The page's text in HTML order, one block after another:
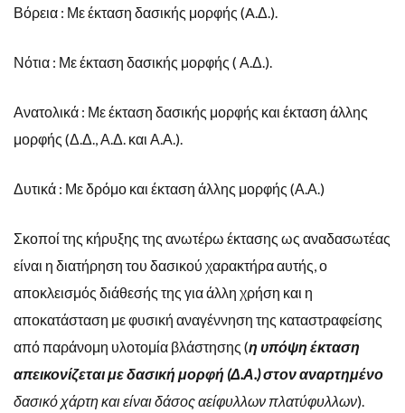
Βόρεια : Με έκταση δασικής μορφής (A.Δ.).
Νότια : Με έκταση δασικής μορφής ( Α.Δ.).
Ανατολικά : Με έκταση δασικής μορφής και έκταση άλλης
μορφής (Δ.Δ., Α.Δ. και Α.Α.).
Δυτικά : Με δρόμο και έκταση άλλης μορφής (Α.Α.)
Σκοποί της κήρυξης της ανωτέρω έκτασης ως αναδασωτέας
είναι η διατήρηση του δασικού χαρακτήρα αυτής, ο
αποκλεισμός διάθεσής της για άλλη χρήση και η
αποκατάσταση με φυσική αναγέννηση της καταστραφείσης
από παράνομη υλοτομία βλάστησης (η υπόψη έκταση
απεικονίζεται με δασική μορφή (Δ.Α.) στον αναρτημένο
δασικό χάρτη και είναι δάσος αείφυλλων πλατύφυλλων).